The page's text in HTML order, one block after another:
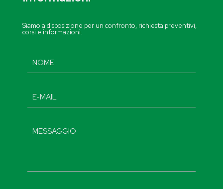
Siamo a disposizione per un confronto, richiesta preventivi,
corsi e informazioni.